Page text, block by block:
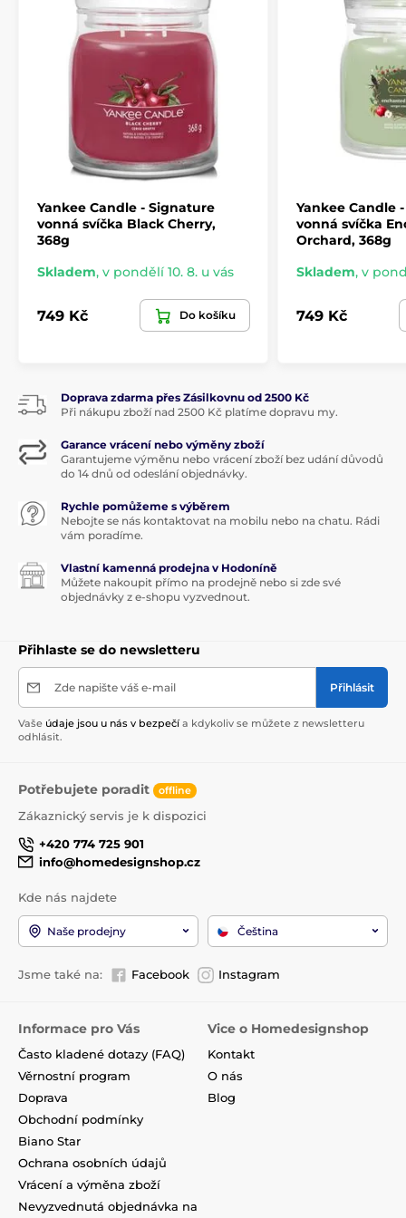
Yankee Candle - Signature
vonná svíčka Black Cherry,
368g
Skladem, v pondělí 10. 8. u vás
749 Kč Do košíku
Yankee Candle
vonná svíčka
Orchard, 368g
Skladem, v
749 Kč
Doprava zdarma přes Zásilkovnu od 2500 Kč
Při nákupu zboží nad 2500 Kč platíme dopravu my.
Garance vrácení nebo výměny zboží
Garantujeme výměnu nebo vrácení zboží bez udání důvodů
do 14 dnů od odeslání objednávky.
Rychle pomůžeme s výběrem
Nebojte se nás kontaktovat na mobilu nebo na chatu. Rádi
vám poradíme.
Vlastní kamenná prodejna v Hodoníně
Můžete nakoupit přímo na prodejně nebo si zde své
objednávky z e-shopu vyzvednout.
Přihlaste se do newsletteru
Zde napište váš e-mail Přihlásit
Vaše údaje jsou u nás v bezpečí a kdykoliv se můžete z newsletteru
odhlásit.
Potřebujete poradit offline
Zákaznický servis je k dispozici
+420 774 725 901
info@homedesignshop.cz
Kde nás najdete
Naše prodejny Čeština
Jsme také na: Facebook Instagram
Informace pro Vás
Často kladené dotazy (FAQ)
Věrnostní program
Doprava
Obchodní podmínky
Biano Star
Ochrana osobních údajů
Vrácení a výměna zboží
Nevyzvednutá objednávka na
Vice o Homedesignshop
Kontakt
O nás
Blog